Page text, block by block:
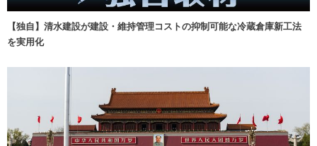
【独自】清水建設が建設・維持管理コストの抑制可能な冷蔵倉庫新工法
を実用化